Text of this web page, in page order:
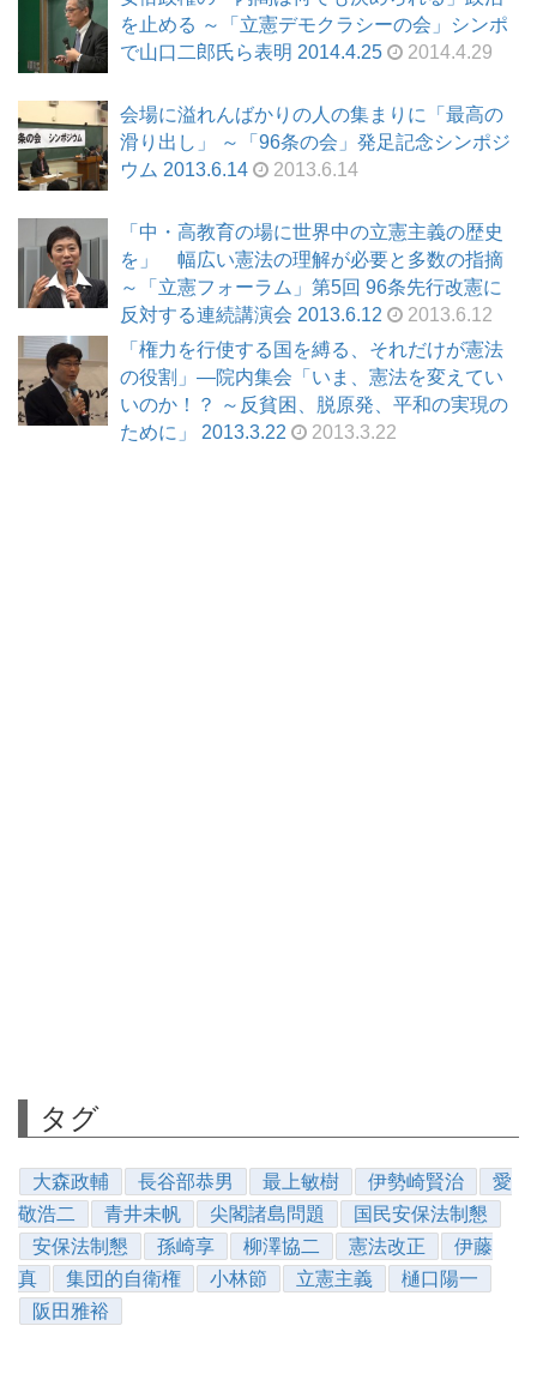
を止める ～「立憲デモクラシーの会」シンポ
で山口二郎氏ら表明 2014.4.25
2014.4.29
会場に溢れんばかりの人の集まりに「最高の
滑り出し」 ～「96条の会」発足記念シンポジ
ウム 2013.6.14
2013.6.14
「中・高教育の場に世界中の立憲主義の歴史
を」 幅広い憲法の理解が必要と多数の指摘
～「立憲フォーラム」第5回 96条先行改憲に
反対する連続講演会 2013.6.12
2013.6.12
「権力を行使する国を縛る、それだけが憲法
の役割」―院内集会「いま、憲法を変えてい
いのか！？ ～反貧困、脱原発、平和の実現の
ために」 2013.3.22
2013.3.22
タグ
大森政輔 長谷部恭男 最上敏樹 伊勢崎賢治
愛
敬浩二
青井未帆 尖閣諸島問題
国民安保法制懇
安保法制懇
孫崎享 柳澤協二 憲法改正
伊藤
真
集団的自衛権 小林節 立憲主義
樋口陽一
阪田雅裕